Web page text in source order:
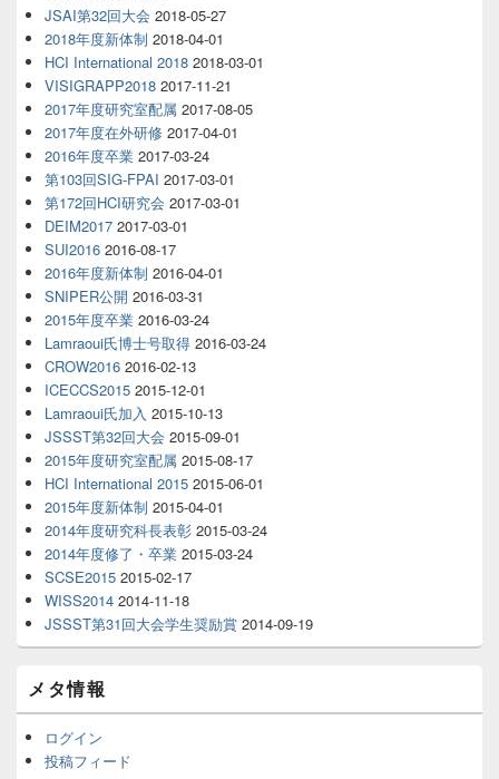
JSAI第32回大会 2018-05-27
2018年度新体制 2018-04-01
HCI International 2018 2018-03-01
VISIGRAPP2018 2017-11-21
2017年度研究室配属 2017-08-05
2017年度在外研修 2017-04-01
2016年度卒業 2017-03-24
第103回SIG-FPAI 2017-03-01
第172回HCI研究会 2017-03-01
DEIM2017 2017-03-01
SUI2016 2016-08-17
2016年度新体制 2016-04-01
SNIPER公開 2016-03-31
2015年度卒業 2016-03-24
Lamraoui氏博士号取得 2016-03-24
CROW2016 2016-02-13
ICECCS2015 2015-12-01
Lamraoui氏加入 2015-10-13
JSSST第32回大会 2015-09-01
2015年度研究室配属 2015-08-17
HCI International 2015 2015-06-01
2015年度新体制 2015-04-01
2014年度研究科長表彰 2015-03-24
2014年度修了・卒業 2015-03-24
SCSE2015 2015-02-17
WISS2014 2014-11-18
JSSST第31回大会学生奨励賞 2014-09-19
メタ情報
ログイン
投稿フィード